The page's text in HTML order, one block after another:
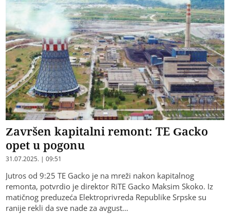
Završen kapitalni remont: TЕ Gacko
opet u pogonu
31.07.2025. | 09:51
Jutros od 9:25 TЕ Gacko je na mreži nakon kapitalnog
remonta, potvrdio je direktor RiTЕ Gacko Maksim Skoko. Iz
matičnog preduzeća Еlektroprivreda Republike Srpske su
ranije rekli da sve nade za avgust…